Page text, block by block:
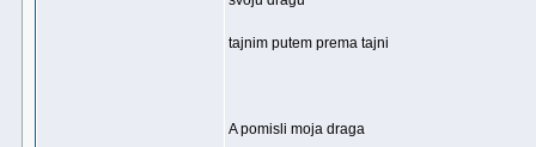
tajnim putem prema tajni
A pomisli moja draga